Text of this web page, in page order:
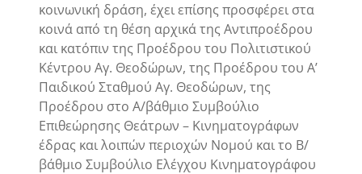
κοινωνική δράση, έχει επίσης προσφέρει στα
κοινά από τη θέση αρχικά της Αντιπροέδρου
και κατόπιν της Προέδρου του Πολιτιστικού
Κέντρου Αγ. Θεοδώρων, της Προέδρου του Α’
Παιδικού Σταθμού Αγ. Θεοδώρων, της
Προέδρου στο Α/βάθμιο Συμβούλιο
Επιθεώρησης Θεάτρων – Κινηματογράφων
έδρας και λοιπών περιοχών Νομού και το Β/
βάθμιο Συμβούλιο Ελέγχου Κινηματογράφου